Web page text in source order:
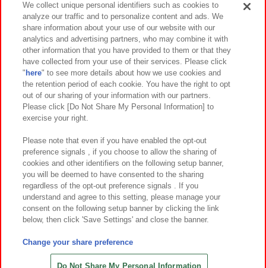
イベント・キャンペーン
関連会社 サステナビリティ サイトポリシー
プライバシーポリシー ウェブアクセシビリティ方針と検証結果
お取引先さまとともに
カスタマーハラスメント対応方針 よくあるご質問・お問い合わせ
©Bandai Namco Amusement Inc.
©Bandai Namco Amusement Lab Inc.
©HANAYASHIKI Co., Ltd. All Rights Reserved.
We collect unique personal identifiers such as cookies to
analyze our traffic and to personalize content and ads. We
share information about your use of our website with our
analytics and advertising partners, who may combine it with
other information that you have provided to them or that they
have collected from your use of their services. Please click
" here" to see more details about how we use cookies and
the retention period of each cookie. You have the right to opt
out of our sharing of your information with our partners.
Please click [Do Not Share My Personal Information] to
exercise your right.
Please note that even if you have enabled the opt-out
preference signals , if you choose to allow the sharing of
cookies and other identifiers on the following setup banner,
you will be deemed to have consented to the sharing
regardless of the opt-out preference signals . If you
understand and agree to this setting, please manage your
consent on the following setup banner by clicking the link
below, then click 'Save Settings' and close the banner.
Change your share preference
Do Not Share My Personal Information